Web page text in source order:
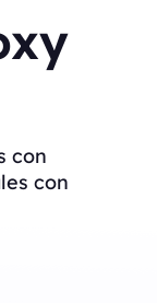
con
con